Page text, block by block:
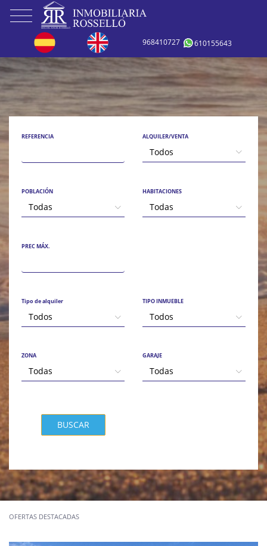
968410727 610155643
REFERENCIA ALQUILER/VENTA
Todos
POBLACIÓN
Todas
HABITACIONES
Todas
PREC MÁX.
Tipo de alquiler
Todos
TIPO INMUEBLE
Todos
ZONA
Todas
GARAJE
Todas
BUSCAR
OFERTAS DESTACADAS